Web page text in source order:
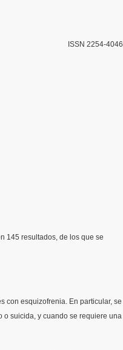
ISSN 2254-4046
145 resultados , de los que se
con esquizofrenia . En particular, se
o suicida, y cuando se requiere una